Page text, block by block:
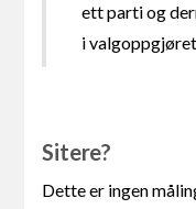
ett parti og
i
Sitere?
Dette er ingen